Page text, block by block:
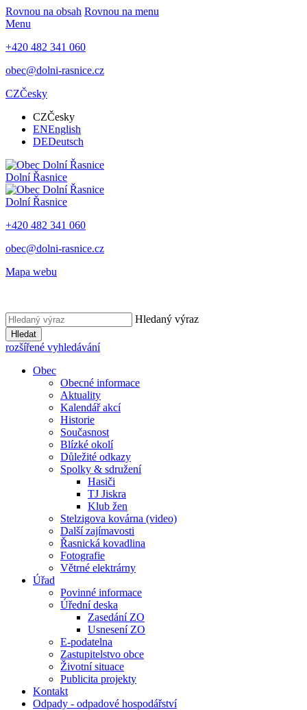
Rovnou na obsah Rovnou na menu
Menu
+420 482 341 060
obec@dolni-rasnice.cz
CZČesky
CZČesky
ENEnglish
DEDeutsch
Dolní Řasnice
Dolní Řasnice
+420 482 341 060
obec@dolni-rasnice.cz
Mapa webu
Hledaný výraz
Hledat
rozšířené vyhledávání
Obec
Obecné informace
Aktuality
Kalendář akcí
Historie
Současnost
Blízké okolí
Důležité odkazy
Spolky & sdružení
Hasiči
TJ Jiskra
Klub žen
Stelzigova kovárna (video)
Další zajímavosti
Řasnická kovadlina
Fotografie
Větrné elektrárny
Úřad
Povinné informace
Úřední deska
Zasedání ZO
Usnesení ZO
E-podatelna
Zastupitelstvo obce
Životní situace
Publicita projekty
Kontakt
Odpady - odpadové hospodářství